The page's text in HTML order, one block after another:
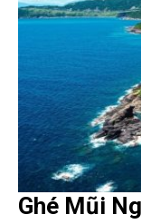
Ghé Mũi